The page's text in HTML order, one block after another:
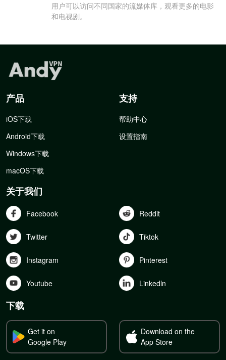
用户可以访问不同国家的流媒体库，观看更多的电影
和电视剧。
产品
iOS下载
Android下载
Windows下载
macOS下载
支持
帮助中心
设置指南
关于我们
Facebook Reddit
Twitter Tiktok
Instagram Pinterest
Youtube Linkedln
下载
Get it on
Google Play
Download on the
App Store